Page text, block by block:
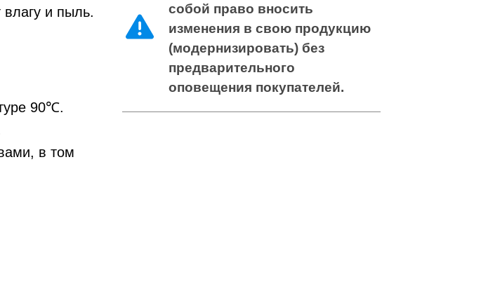
и пыль.
90℃.
в том
собой право вносить
изменения в свою продукцию
(модернизировать) без
предварительного
оповещения покупателей.